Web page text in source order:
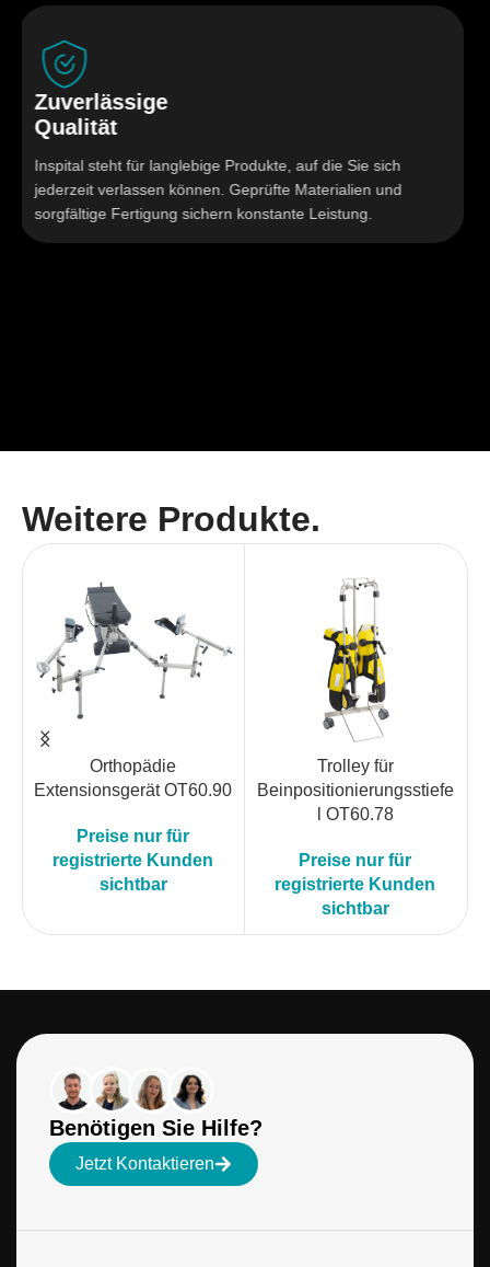
Zuverlässige
Qualität
Inspital steht für langlebige Produkte, auf die Sie sich
jederzeit verlassen können. Geprüfte Materialien und
sorgfältige Fertigung sichern konstante Leistung.
Weitere Produkte.
Orthopädie
Extensionsgerät OT60.90
Preise nur für
registrierte Kunden
sichtbar
Trolley für
Beinpositionierungsstiefe
l OT60.78
Preise nur für
registrierte Kunden
sichtbar
Benötigen Sie Hilfe?
Jetzt Kontaktieren